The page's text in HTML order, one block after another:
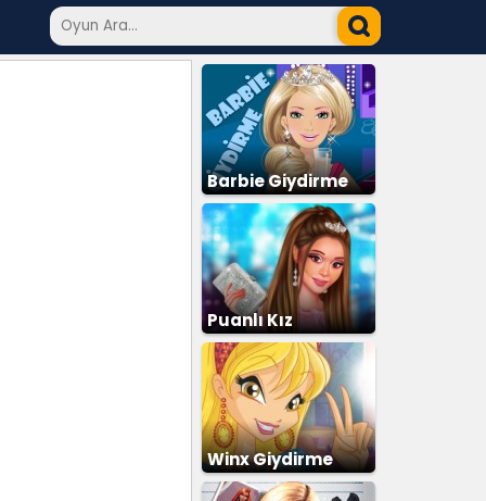
Barbie Giydirme
Puanlı Kız
Giydirme
Winx Giydirme